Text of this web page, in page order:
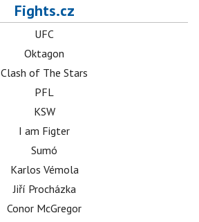
Fights.cz
UFC
Oktagon
Clash of The Stars
PFL
KSW
I am Figter
Sumó
Karlos Vémola
Jiří Procházka
Conor McGregor